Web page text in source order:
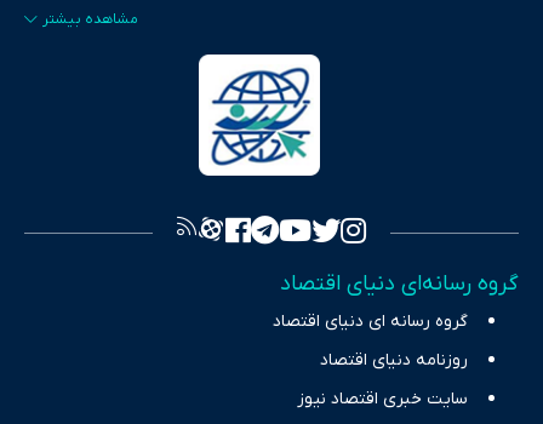
ایران و جهان را در قالب‌های ویدیو، پادکست، متن و گزارش‌های تحلیلی
پایش می‌کند. این رسانه به عنوان منبعی دقیق و قابل اعتماد، فراتر از
اطلاع‌رسانی صرف، به تبیین سیاست‌ها و کارکردهای بازارهای مالی،
سرمایه‌گذاری، تجارت و حوزه‌های نوظهور می‌پردازد. اکوایران با پایبندی
به اصول «انصاف، امانت و صداقت»، بستری برای انعکاس آراء متنوع
تصویری شفاف از واقعیت‌های اقتصادی ارائه دهد. ما در اکوایران با
چالش‌های فقر و بیکاری را جست‌وجو کرده و در کنار تحلیل آمارها،
نیازهای خبری مخاطبان در حوزه‌های اثرگذار بر اقتصاد را با رویکردی
حرفه‌ای و روزآمد پوشش می‌دهیم.
گروه رسانه‌ای دنیای اقتصاد
گروه رسانه ای دنیای اقتصاد
روزنامه دنیای اقتصاد
سایت خبری اقتصاد نیوز